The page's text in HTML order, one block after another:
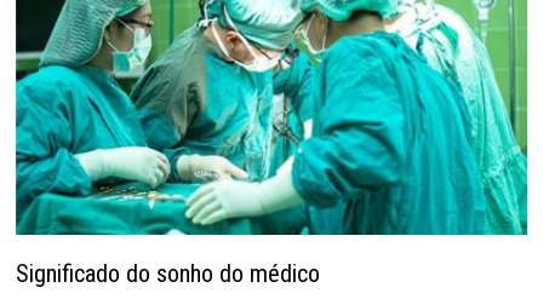
Significado do sonho do médico